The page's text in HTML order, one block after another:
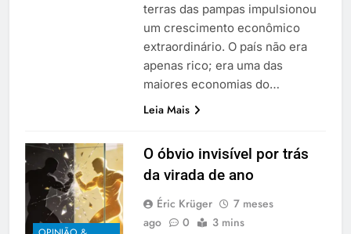
terras das pampas impulsionou
um crescimento econômico
extraordinário. O país não era
apenas rico; era uma das
maiores economias do…
Leia Mais
O óbvio invisível por trás
da virada de ano
Éric Krüger
7 meses
ago
0 3 mins